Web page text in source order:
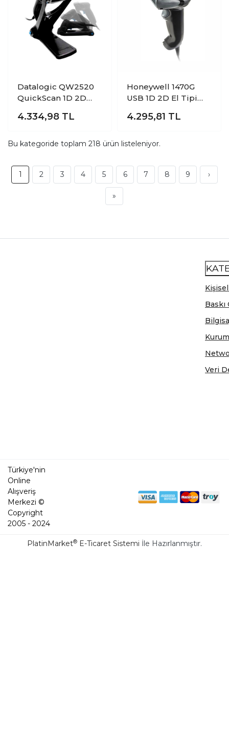
Datalogic QW2520
QuickScan 1D 2D
Okuyucu
4.334,98 TL
Honeywell 1470G
USB 1D 2D El Tipi
Barkod Okuyucu
4.295,81 TL
Bu kategoride toplam 218 ürün listeleniyor.
1 2 3 4 5 6 7 8 9 ›
»
Veri
Türkiye'nin
Online
Alışveriş
Merkezi ©
Copyright
2005 - 2024
PlatinMarket® E-Ticaret Sistemi İle Hazırlanmıştır.